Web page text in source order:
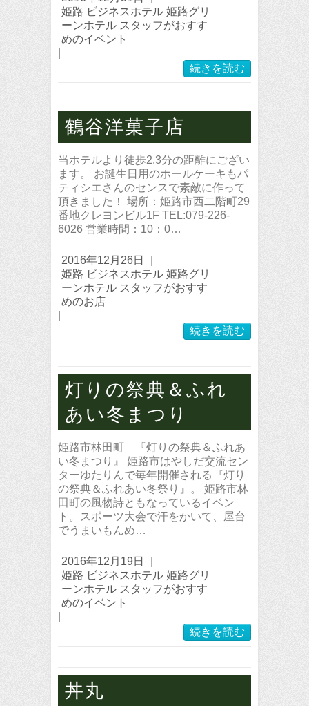
姫路 ビジネスホテル 姫路グリ
ーンホテル スタッフがおすす
めのイベント
続きを読む
鶴谷洋菓子店
当ホテルより徒歩2.3分の距離にござい
ます。 お誕生日用のホールケーキもパ
ティシエさんのセンスで素敵に作って
頂きました！ 場所：姫路市西二階町29
番地クレヨンビル1F TEL:079-226-
6026 営業時間：10：0…
2016年12月26日
姫路 ビジネスホテル 姫路グリ
ーンホテル スタッフがおすす
めのお店
続きを読む
灯りの祭典＆ふれ
あい冬まつり
姫路市林田町 『灯りの祭典＆ふれあ
い冬まつり』 姫路市はやしだ交流セン
ターゆたりんで毎年開催される『灯り
の祭典＆ふれあい冬祭り』。 姫路市林
田町の風物詩ともなっているイベン
ト。スポーツ大会で汗をかいて、屋台
でうまいもんめ…
2016年12月19日
姫路 ビジネスホテル 姫路グリ
ーンホテル スタッフがおすす
めのイベント
続きを読む
丼丸